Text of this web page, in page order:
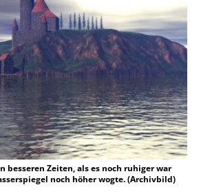
besseren Zeiten, als es noch ruhiger war
noch höher wogte. (Archivbild)